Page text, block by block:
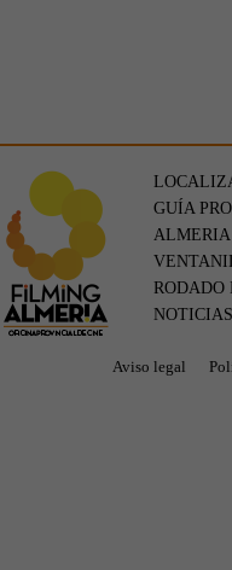
GUÍA
RODADO
NOTICIAS
Aviso legal